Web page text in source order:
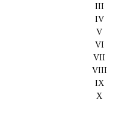
III
IV
V
VI
VII
VIII
IX
X